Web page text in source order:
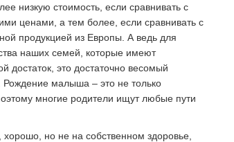
низкую стоимость, если сравнивать с
ценами, а тем более, если сравнивать с
продукцией из Европы. А ведь для
наших семей, которые имеют
достаток, это достаточно весомый
Рождение малыша – это не только
многие родители ищут любые пути
хорошо, но не на собственном здоровье,